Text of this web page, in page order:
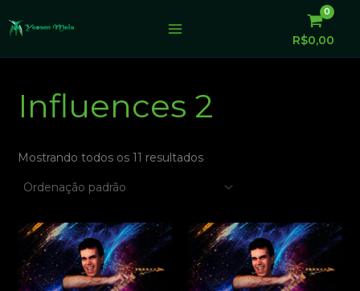
para
R$0,00
Influences 2
Mostrando todos os 11 resultados